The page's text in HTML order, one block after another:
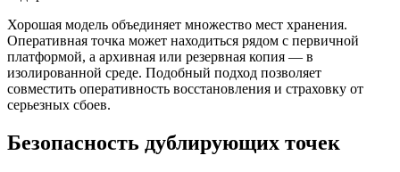
Хорошая модель объединяет множество мест хранения.
Оперативная точка может находиться рядом с первичной
платформой, а архивная или резервная копия — в
изолированной среде. Подобный подход позволяет
совместить оперативность восстановления и страховку от
серьезных сбоев.
Безопасность дублирующих точек